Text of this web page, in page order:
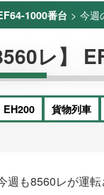
1000番台 > 今週
レ】
EH200 貨物列車
週も8560レが運